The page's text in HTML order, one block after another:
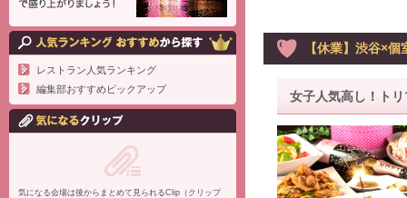
【休業】渋谷×
女子人気高し！ト
レストラン人気ランキング
編集部おすすめピックアップ
気になる会場は後からまとめて見られるClip（クリップ